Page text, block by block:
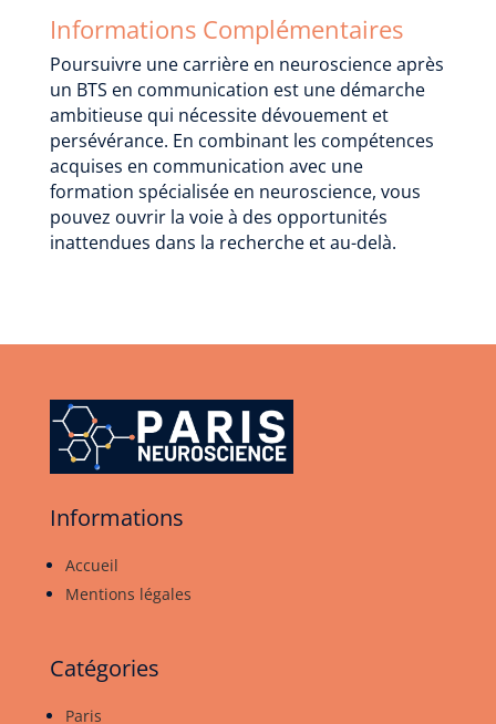
Informations Complémentaires
Poursuivre une carrière en neuroscience après
un BTS en communication est une démarche
ambitieuse qui nécessite dévouement et
persévérance. En combinant les compétences
acquises en communication avec une
formation spécialisée en neuroscience, vous
pouvez ouvrir la voie à des opportunités
inattendues dans la recherche et au-delà.
Informations
Accueil
Mentions légales
Catégories
Paris